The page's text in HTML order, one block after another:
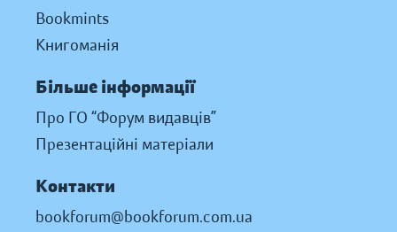
Bookmints
Книгоманія
Більше інформації
Про ГО “Форум видавців”
Презентаційні матеріали
Контакти
bookforum@bookforum.com.ua